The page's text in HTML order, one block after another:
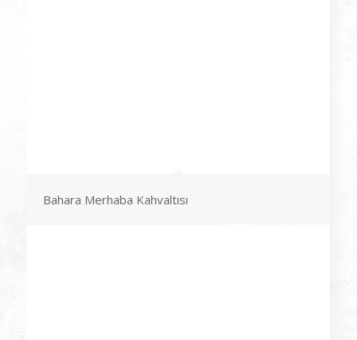
Bahara Merhaba Kahvaltısı